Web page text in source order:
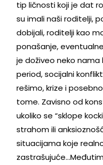
tip ličnosti koji je dat
su imali naši roditelji,
dobijali, roditelji kao
ponašanje,
je doživeo neko
period, socijalni
rešimo, krize i
tome. Zavisno od
ukoliko se “sklope
strahom ili
situacijama koje